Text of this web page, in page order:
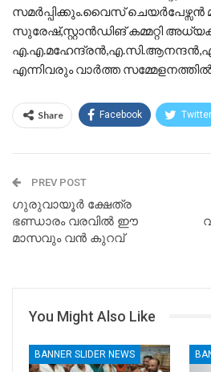
സമര്‍പ്പിക്കും.വൈസ്
സുരേഷ്,സ്റ്റാന്‍ഡിങ് കമ്മറ്റി
എന്നിവരും വാർത്ത
Share Facebook Twitter
PREV POST
ഗുരുവായൂർ ക്ഷേത്ര
ഭണ്ഡാരം വരവിൽ ഈ
മാസവും വൻ കുറവ്
You Might Also Like
BANNER SLIDER NEWS